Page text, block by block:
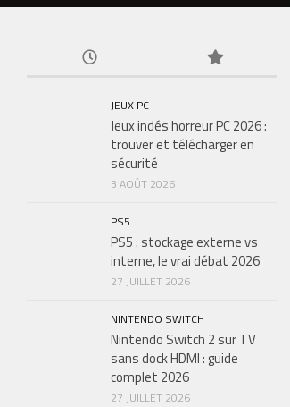
JEUX PC
Jeux indés horreur PC 2026 :
trouver et télécharger en
sécurité
3 AOÛT 2026
PS5
PS5 : stockage externe vs
interne, le vrai débat 2026
27 JUILLET 2026
NINTENDO SWITCH
Nintendo Switch 2 sur TV
sans dock HDMI : guide
complet 2026
27 JUILLET 2026